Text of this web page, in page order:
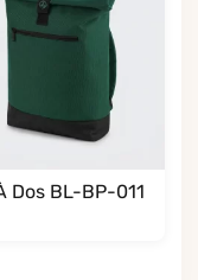
Dos BL-BP-011